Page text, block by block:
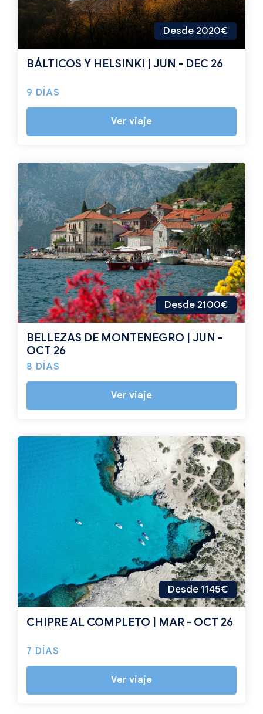
Desde 2020€
BÁLTICOS Y HELSINKI | JUN - DEC 26
9 DÍAS
Ver viaje
Desde 2100€
BELLEZAS DE MONTENEGRO | JUN -
OCT 26
8 DÍAS
Ver viaje
Desde 1145€
CHIPRE AL COMPLETO | MAR - OCT 26
7 DÍAS
Ver viaje